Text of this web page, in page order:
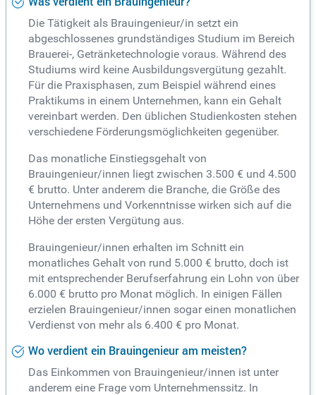
Die Tätigkeit als Brauingenieur/in setzt ein
abgeschlossenes grundständiges Studium im Bereich
Brauerei-, Getränketechnologie voraus. Während des
Studiums wird keine Ausbildungsvergütung gezahlt.
Für die Praxisphasen, zum Beispiel während eines
Praktikums in einem Unternehmen, kann ein Gehalt
vereinbart werden. Den üblichen Studienkosten stehen
verschiedene Förderungsmöglichkeiten gegenüber.
Das monatliche Einstiegsgehalt von
Brauingenieur/innen liegt zwischen 3.500 € und 4.500
€ brutto. Unter anderem die Branche, die Größe des
Unternehmens und Vorkenntnisse wirken sich auf die
Höhe der ersten Vergütung aus.
Brauingenieur/innen erhalten im Schnitt ein
monatliches Gehalt von rund 5.000 € brutto, doch ist
mit entsprechender Berufserfahrung ein Lohn von über
6.000 € brutto pro Monat möglich. In einigen Fällen
erzielen Brauingenieur/innen sogar einen monatlichen
Verdienst von mehr als 6.400 € pro Monat.
Wo verdient ein Brauingenieur am meisten?
Das Einkommen von Brauingenieur/innen ist unter
anderem eine Frage vom Unternehmenssitz. In